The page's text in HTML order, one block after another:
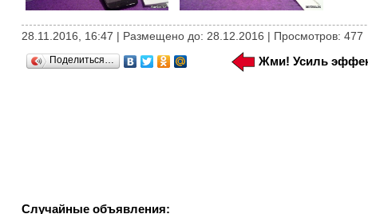
28.11.2016, 16:47 | Размещено до: 28.12.2016 | Просмотров: 477
Поделиться… Жми! Усиль
Случайные объявления: